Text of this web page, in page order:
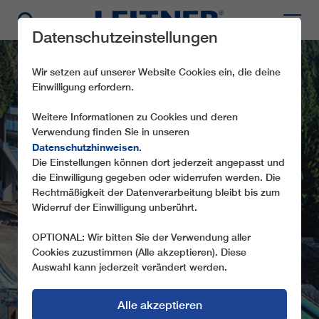
IE20 PREDAZZO
Datenschutzeinstellungen
Wir setzen auf unserer Website Cookies ein, die deine
Einwilligung erfordern.
Weitere Informationen zu Cookies und deren
Verwendung finden Sie in unseren
Datenschutzhinweisen.
Die Einstellungen können dort jederzeit angepasst und
die Einwilligung gegeben oder widerrufen werden. Die
Rechtmäßigkeit der Datenverarbeitung bleibt bis zum
Widerruf der Einwilligung unberührt.
OPTIONAL: Wir bitten Sie der Verwendung aller
Cookies zuzustimmen (Alle akzeptieren). Diese
Auswahl kann jederzeit verändert werden.
Alle akzeptieren